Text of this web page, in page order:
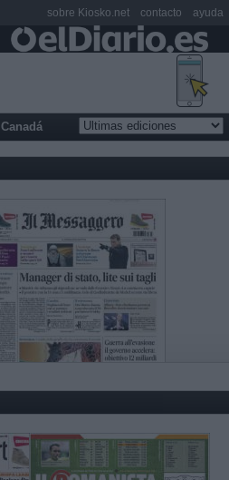
Canadá
sobre Kiosko.net contacto ayuda